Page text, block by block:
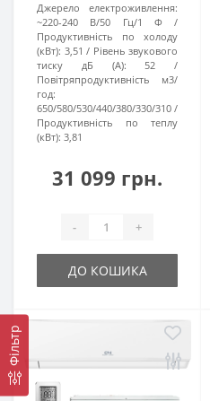
Фільтр
Джерело електроживлення:
~220-240 В/50 Гц/1 Ф
Продуктивність по холоду
(кВт): 3,51
Рівень звукового
тиску дБ (A):
52
Повітряпродуктивність м3/
год:
650/580/530/440/380/330/310
Продуктивність по теплу
(кВт): 3,81
31 099 грн.
- +
ДО КОШИКА